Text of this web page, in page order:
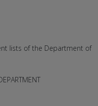
lists of the Department of